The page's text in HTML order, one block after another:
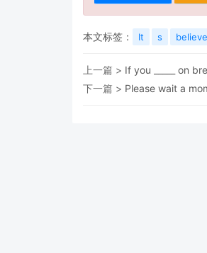
本文标签： It s
上一篇 > If you _____ on
下一篇 > Please wait a